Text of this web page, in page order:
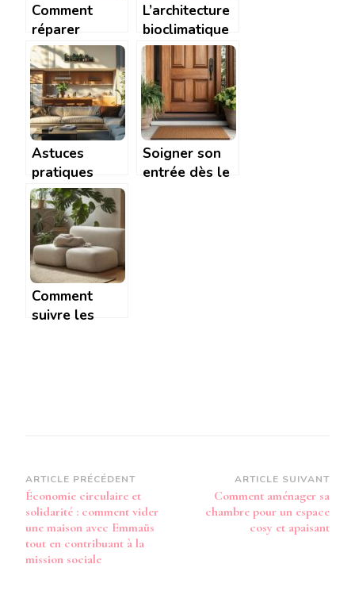
Comment
réparer
matelas
gonflable
Intex : astuces
de bricolage
maison
L’architecture
bioclimatique
pour votre
chalet
habitable :
guide complet
Astuces
pratiques
pour
aménager et
entretenir
votre maison
Soigner son
entrée dès le
Comment
suivre les
Navigation
d’article
ARTICLE PRÉCÉDENT
Économie circulaire et
solidarité : comment vider
une maison avec Emmaüs
tout en contribuant à la
mission sociale
ARTICLE SUIVANT
Comment aménager sa
chambre pour un espace
cosy et apaisant